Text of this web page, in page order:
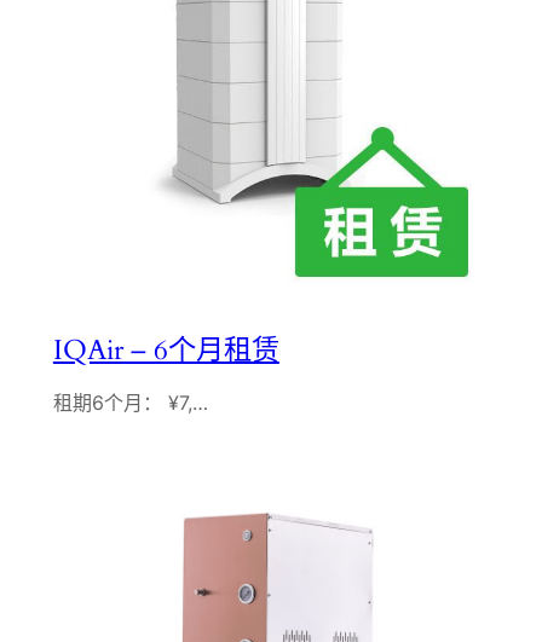
IQAir – 6个月租赁
租期6个月： ¥7,…